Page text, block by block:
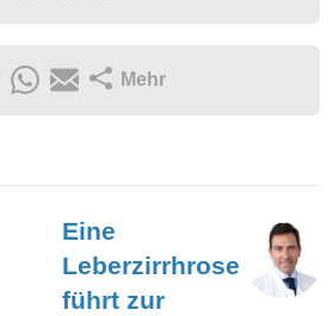
Mehr
Eine
Leberzirrhrose
führt zur